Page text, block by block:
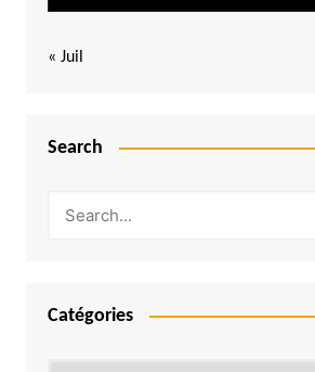
« Juil
Search
Catégories